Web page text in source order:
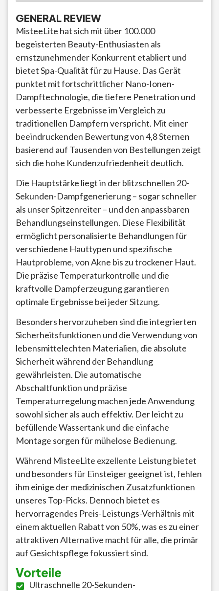
GENERAL REVIEW
MisteeLite hat sich mit über 100.000
begeisterten Beauty-Enthusiasten als
ernstzunehmender Konkurrent etabliert und
bietet Spa-Qualität für zu Hause. Das Gerät
punktet mit fortschrittlicher Nano-Ionen-
Dampftechnologie, die tiefere Penetration und
verbesserte Ergebnisse im Vergleich zu
traditionellen Dampfern verspricht. Mit einer
beeindruckenden Bewertung von 4,8 Sternen
basierend auf Tausenden von Bestellungen zeigt
sich die hohe Kundenzufriedenheit deutlich.
Die Hauptstärke liegt in der blitzschnellen 20-
Sekunden-Dampfgenerierung – sogar schneller
als unser Spitzenreiter – und den anpassbaren
Behandlungseinstellungen. Diese Flexibilität
ermöglicht personalisierte Behandlungen für
verschiedene Hauttypen und spezifische
Hautprobleme, von Akne bis zu trockener Haut.
Die präzise Temperaturkontrolle und die
kraftvolle Dampferzeugung garantieren
optimale Ergebnisse bei jeder Sitzung.
Besonders hervorzuheben sind die integrierten
Sicherheitsfunktionen und die Verwendung von
lebensmittelechten Materialien, die absolute
Sicherheit während der Behandlung
gewährleisten. Die automatische
Abschaltfunktion und präzise
Temperaturregelung machen jede Anwendung
sowohl sicher als auch effektiv. Der leicht zu
befüllende Wassertank und die einfache
Montage sorgen für mühelose Bedienung.
Während MisteeLite exzellente Leistung bietet
und besonders für Einsteiger geeignet ist, fehlen
ihm einige der medizinischen Zusatzfunktionen
unseres Top-Picks. Dennoch bietet es
hervorragendes Preis-Leistungs-Verhältnis mit
einem aktuellen Rabatt von 50%, was es zu einer
attraktiven Alternative macht für alle, die primär
auf Gesichtspflege fokussiert sind.
Vorteile
Ultraschnelle 20-Sekunden-